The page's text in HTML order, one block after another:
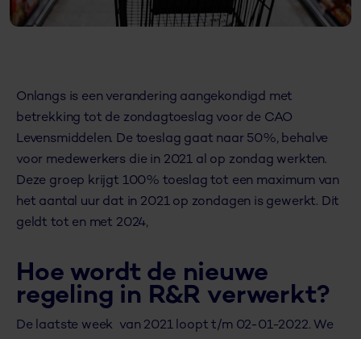
Onlangs is een verandering aangekondigd met
betrekking tot de zondagtoeslag voor de CAO
Levensmiddelen. De toeslag gaat naar 50%, behalve
voor medewerkers die in 2021 al op zondag werkten.
Deze groep krijgt 100% toeslag tot een maximum van
het aantal uur dat in 2021 op zondagen is gewerkt. Dit
geldt tot en met 2024,
Hoe wordt de nieuwe
regeling in R&R verwerkt?
De laatste week van 2021 loopt t/m 02-01-2022. We